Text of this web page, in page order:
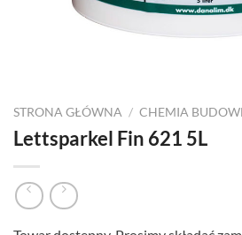
STRONA GŁÓWNA / CHEMIA
Lettsparkel Fin 621 5L